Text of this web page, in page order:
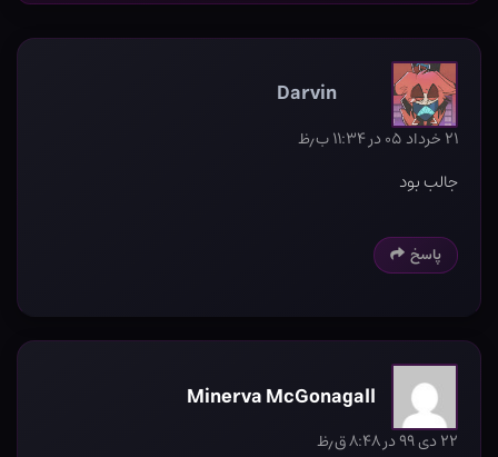
Darvin
۲۱ خرداد ۰۵ در ۱۱:۳۴ ب٫ظ
جالب بود
پاسخ
Minerva McGonagall
۲۲ دی ۹۹ در ۸:۴۸ ق٫ظ